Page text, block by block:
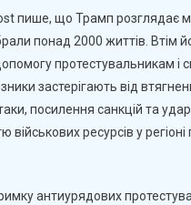
Натякає
На
Удар
По
Ірану.
Що
Washington
пише, що Трамп розглядає
понад 2000 життів. Втім
протестувальникам
застерігають від
посилення санкцій та
ресурсів у
антиурядових